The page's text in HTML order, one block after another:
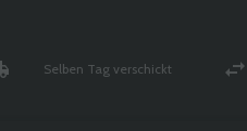
Selben Tag verschickt